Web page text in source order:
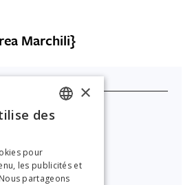
Marchili}
en ligne)
ITALIAN
×
des
pour
les publicités et
partageons